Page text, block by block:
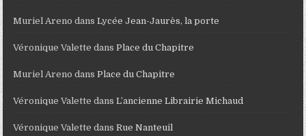
Muriel Areno dansLycée Jean-Jaurès, la porte
Véronique Valette dansPlace du Chapitre
Muriel Areno dansPlace du Chapitre
Véronique Valette dansL’ancienne Librairie Michaud
Véronique Valette dansRue Nanteuil